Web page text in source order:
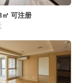
㎡ 可注册